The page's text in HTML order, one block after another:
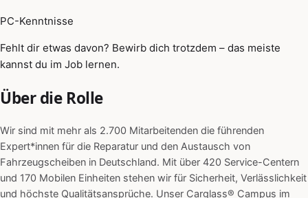
PC-Kenntnisse
Fehlt dir etwas davon? Bewirb dich trotzdem – das meiste
kannst du im Job lernen.
Über die Rolle
Wir sind mit mehr als 2.700 Mitarbeitenden die führenden
Expert*innen für die Reparatur und den Austausch von
Fahrzeugscheiben in Deutschland. Mit über 420 Service-Centern
und 170 Mobilen Einheiten stehen wir für Sicherheit, Verlässlichkeit
und höchste Qualitätsansprüche. Unser Carglass® Campus im